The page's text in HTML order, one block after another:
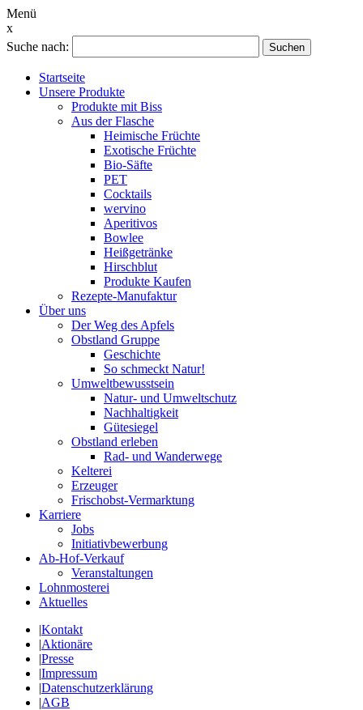
Menü
x
Suche nach:
Suchen
Startseite
Unsere Produkte
Produkte mit Biss
Aus der Flasche
Heimische Früchte
Exotische Früchte
Bio-Säfte
PET
Cocktails
wervino
Aperitivos
Bowlee
Heißgetränke
Hirschblut
Produkte Kaufen
Rezepte-Manufaktur
Über uns
Der Weg des Apfels
Obstland Gruppe
Geschichte
So schmeckt Natur!
Umweltbewusstsein
Natur- und Umweltschutz
Nachhaltigkeit
Gütesiegel
Obstland erleben
Rad- und Wanderwege
Kelterei
Erzeuger
Frischobst-Vermarktung
Karriere
Jobs
Initiativbewerbung
Ab-Hof-Verkauf
Veranstaltungen
Lohnmosterei
Aktuelles
|Kontakt
|Aktionäre
|Presse
|Impressum
|Datenschutzerklärung
|AGB